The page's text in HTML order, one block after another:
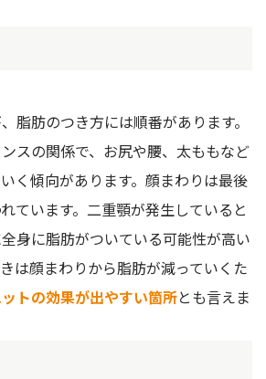
脂肪のつき方には順番があります。
スの関係で、お尻や腰、太ももなど
く傾向があります。顔まわりは最後
ています。二重顎が発生していると
身に脂肪がついている可能性が高い
は顔まわりから脂肪が減っていくた
トの効果が出やすい箇所とも言えま